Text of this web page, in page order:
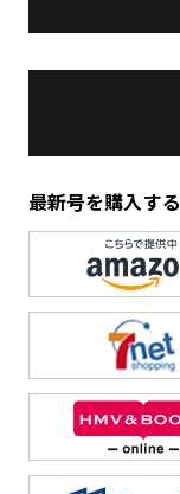
最新号を購入する